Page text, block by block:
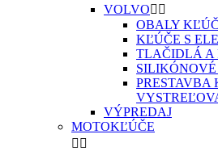
VOLVO 
OBALY
KĽÚČE S
TLAČIDLÁ A
PRESTAVBA
VÝPREDAJ
MOTOKĽÚČE
 